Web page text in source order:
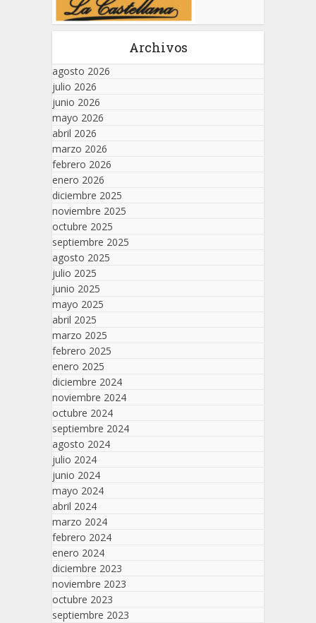
Archivos
agosto 2026
julio 2026
junio 2026
mayo 2026
abril 2026
marzo 2026
febrero 2026
enero 2026
diciembre 2025
noviembre 2025
octubre 2025
septiembre 2025
agosto 2025
julio 2025
junio 2025
mayo 2025
abril 2025
marzo 2025
febrero 2025
enero 2025
diciembre 2024
noviembre 2024
octubre 2024
septiembre 2024
agosto 2024
julio 2024
junio 2024
mayo 2024
abril 2024
marzo 2024
febrero 2024
enero 2024
diciembre 2023
noviembre 2023
octubre 2023
septiembre 2023